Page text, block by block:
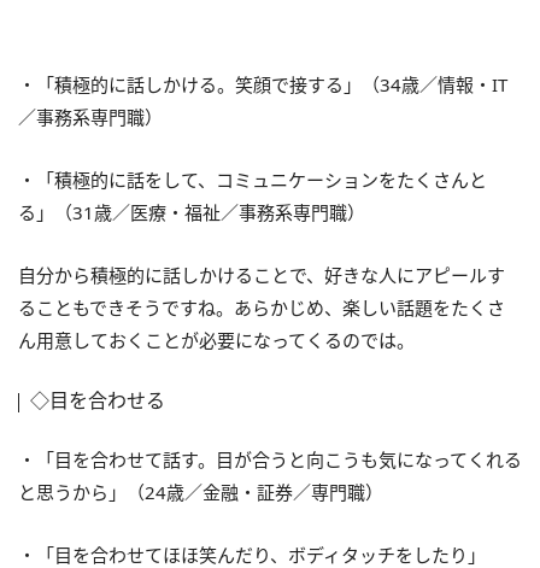
・「積極的に話しかける。笑顔で接する」（34歳／情報・IT
／事務系専門職）
・「積極的に話をして、コミュニケーションをたくさんと
る」（31歳／医療・福祉／事務系専門職）
自分から積極的に話しかけることで、好きな人にアピールす
ることもできそうですね。あらかじめ、楽しい話題をたくさ
ん用意しておくことが必要になってくるのでは。
◇目を合わせる
・「目を合わせて話す。目が合うと向こうも気になってくれる
と思うから」（24歳／金融・証券／専門職）
・「目を合わせてほほ笑んだり、ボディタッチをしたり」